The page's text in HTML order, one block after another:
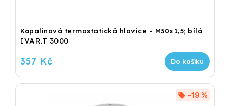
Kapalinová termostatická hlavice - M30x1,5; bílá
IVAR.T 3000
357 Kč Do košíku
–19 %